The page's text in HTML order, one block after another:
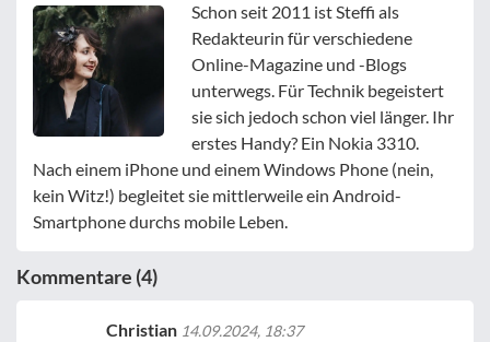
Schon seit 2011 ist Steffi als
Redakteurin für verschiedene
Online-Magazine und -Blogs
unterwegs. Für Technik begeistert
sie sich jedoch schon viel länger. Ihr
erstes Handy? Ein Nokia 3310.
Nach einem iPhone und einem Windows Phone (nein,
kein Witz!) begleitet sie mittlerweile ein Android-
Smartphone durchs mobile Leben.
Kommentare (4)
Christian 14.09.2024, 18:37